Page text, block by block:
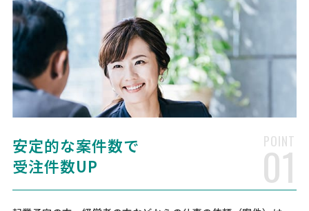
POINT
01
安定的な案件数で
受注件数UP
[印刷物の概要] 日本酒のラベル [検討基準] 価格重視 [作成予定数] 700
[色数] カラー（片面） [デザイン（版下）の有無、データ形式] 有り
（PDF） [成果物の詳細仕様] ラベルデザインに金色の筆致（箔押し風
表現）が含まれます。CMYKでは金色の再現 …
人気案件
【耐水ラベル】の印刷見積もり
依頼
総額予算 相談して決めたい 埼玉県
[相談内容] ■お電話での問い合わせはお控えください。■ ラベルの印